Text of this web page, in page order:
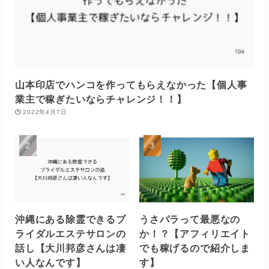
山本印店でハンコを作ってもらえなかった【個人事
業主で稼ぎたいならチャレンジ！！】
2022年4月7日
沖縄にある除霊できるブ
ライダルエステサロンの
話し【大川邦彦さんは凄
い人なんです】
うさパラって最悪なの
か！？【アフィリエイト
でも稼げるので紹介しま
す】